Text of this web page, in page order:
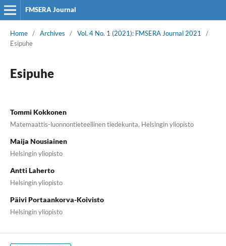
FMSERA Journal
Home / Archives / Vol. 4 No. 1 (2021): FMSERA Journal 2021
/
Esipuhe
Esipuhe
Tommi Kokkonen
Matemaattis-luonnontieteellinen tiedekunta, Helsingin yliopisto
Maija Nousiainen
Helsingin yliopisto
Antti Laherto
Helsingin yliopisto
Päivi Portaankorva-Koivisto
Helsingin yliopisto